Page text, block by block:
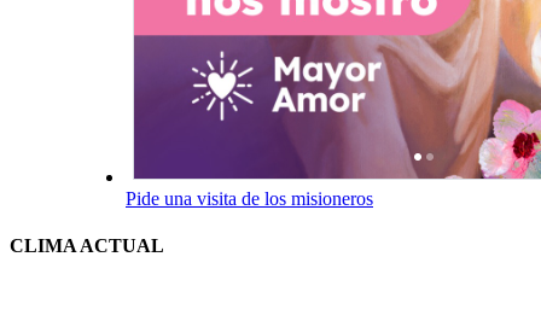
Pide una visita de los misioneros
CLIMA ACTUAL